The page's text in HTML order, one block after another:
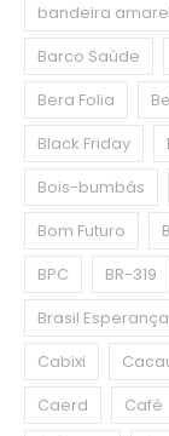
bandeira
Barco Saúde
Bera Folia
Black Friday
Bois-bumbás
Bom Futuro
BPC
BR-319
Brasil Esperança
Cabixi
Caerd
Café